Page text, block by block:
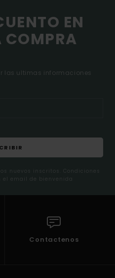
EN
COMPRA
las ultimas informaciones
nuevos inscritos. Condiciones
el email de bienvenida
Contactenos